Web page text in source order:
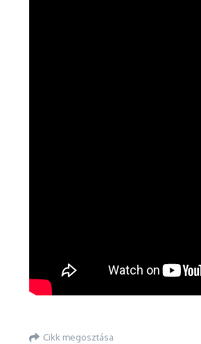
Cikk megosztása